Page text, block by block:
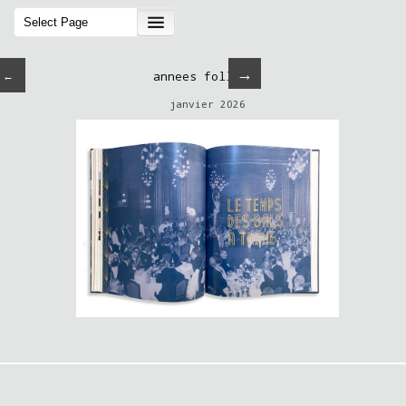
← →
annees folles-7
janvier 2026